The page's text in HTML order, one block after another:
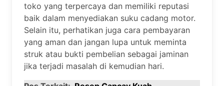
toko yang terpercaya dan memiliki reputasi
baik dalam menyediakan suku cadang motor.
Selain itu, perhatikan juga cara pembayaran
yang aman dan jangan lupa untuk meminta
struk atau bukti pembelian sebagai jaminan
jika terjadi masalah di kemudian hari.